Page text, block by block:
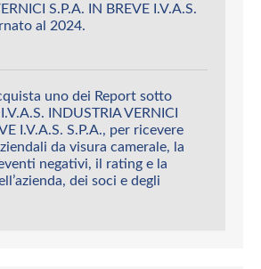
S.P.A. IN BREVE I.V.A.S.
al 2024.
uno dei Report sotto
INDUSTRIA VERNICI
I.V.A.S. S.P.A., per ricevere
da visura camerale, la
negativi, il rating e la
dei soci e degli